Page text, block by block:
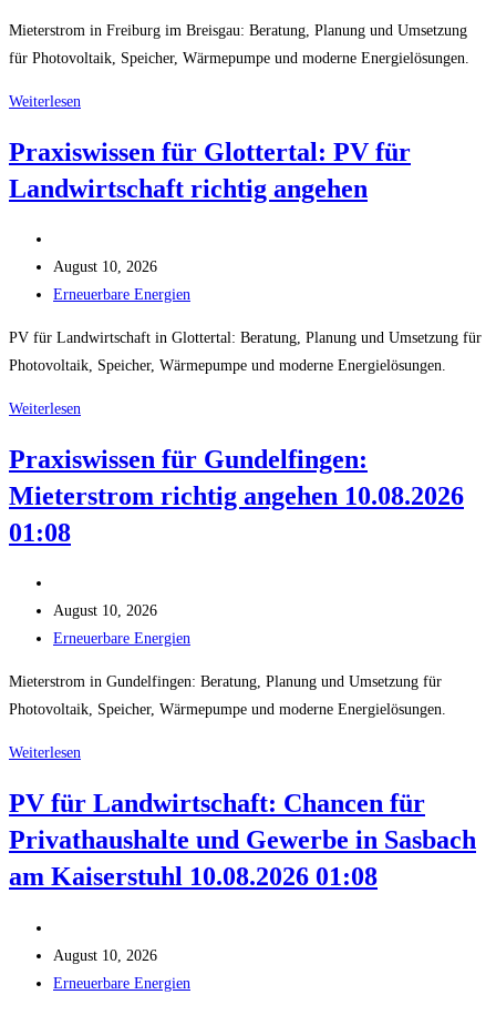
Mieterstrom in Freiburg im Breisgau: Beratung, Planung und Umsetzung
für Photovoltaik, Speicher, Wärmepumpe und moderne Energielösungen.
Weiterlesen
Eigentümer
in
Breisgau
von
Praxiswissen für Glottertal: PV für
Landwirtschaft richtig angehen
Autor:
Beitrag
veröffentlicht:
August 10, 2026
Beitrags-
Erneuerbare Energien
PV für Landwirtschaft in Glottertal: Beratung, Planung und Umsetzung für
Photovoltaik, Speicher, Wärmepumpe und moderne Energielösungen.
Weiterlesen
Glottertal:
PV
angehen
Praxiswissen für Gundelfingen:
Mieterstrom richtig angehen 10.08.2026
01:08
Autor:
Beitrag
veröffentlicht:
August 10, 2026
Beitrags-
Erneuerbare Energien
Mieterstrom in Gundelfingen: Beratung, Planung und Umsetzung für
Photovoltaik, Speicher, Wärmepumpe und moderne Energielösungen.
Weiterlesen
Gundelfingen:
Mieterstrom
richtig
angehen
01:08
PV für Landwirtschaft: Chancen für
Privathaushalte und Gewerbe in Sasbach
am Kaiserstuhl 10.08.2026 01:08
Autor:
Beitrag
veröffentlicht:
August 10, 2026
Beitrags-
Erneuerbare Energien